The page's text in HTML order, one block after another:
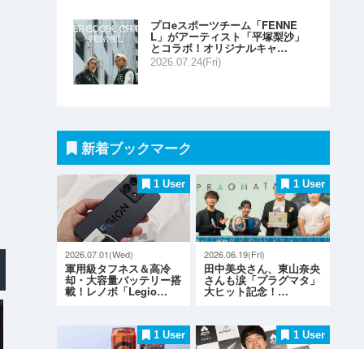
プロeスポーツチーム「FENNE
L」がアーティスト「平塚梨沙」
とコラボ！オリジナルキャ…
2026.07.24(Fri)
新着ブックマーク
1 User
2026.07.01(Wed)
軍用級タフネス＆高冷
却・大容量バッテリー搭
載！レノボ「Legio…
1 User
2026.06.19(Fri)
田中美央さん、東山奈央
さんも涙「プラグマタ」
大ヒット記念！…
1 User 1 User